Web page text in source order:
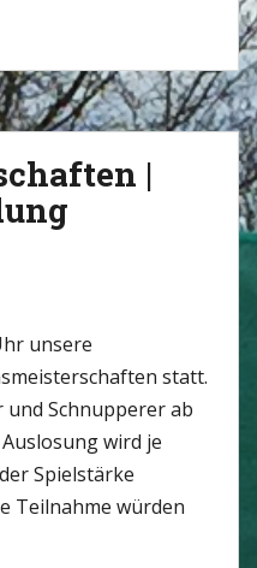
|
unsere
statt.
Schnupperer ab
wird je
Spielstärke
Teilnahme würden